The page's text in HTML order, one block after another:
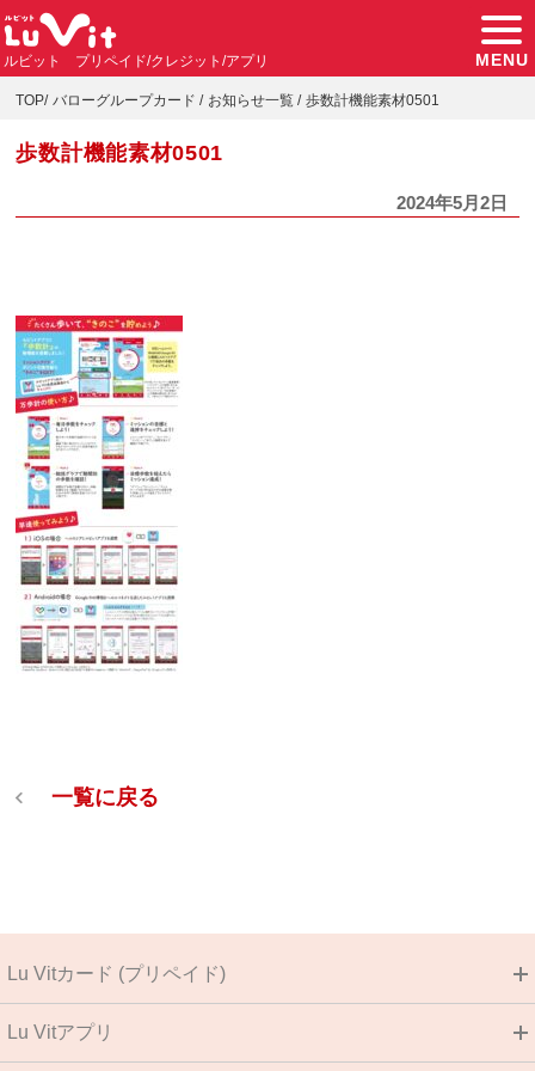
ルビット プリペイド/クレジット/アプリ MENU
TOP バローグループカード お知らせ一覧 歩数計機能素材0501
歩数計機能素材0501
2024年5月2日
一覧に戻る
Lu Vitカード (プリペイド)
Lu Vitアプリ